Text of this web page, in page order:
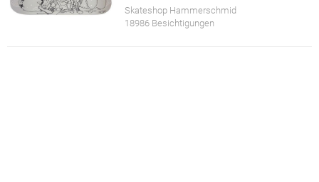
Skateshop Hammerschmid
18986 Besichtigungen